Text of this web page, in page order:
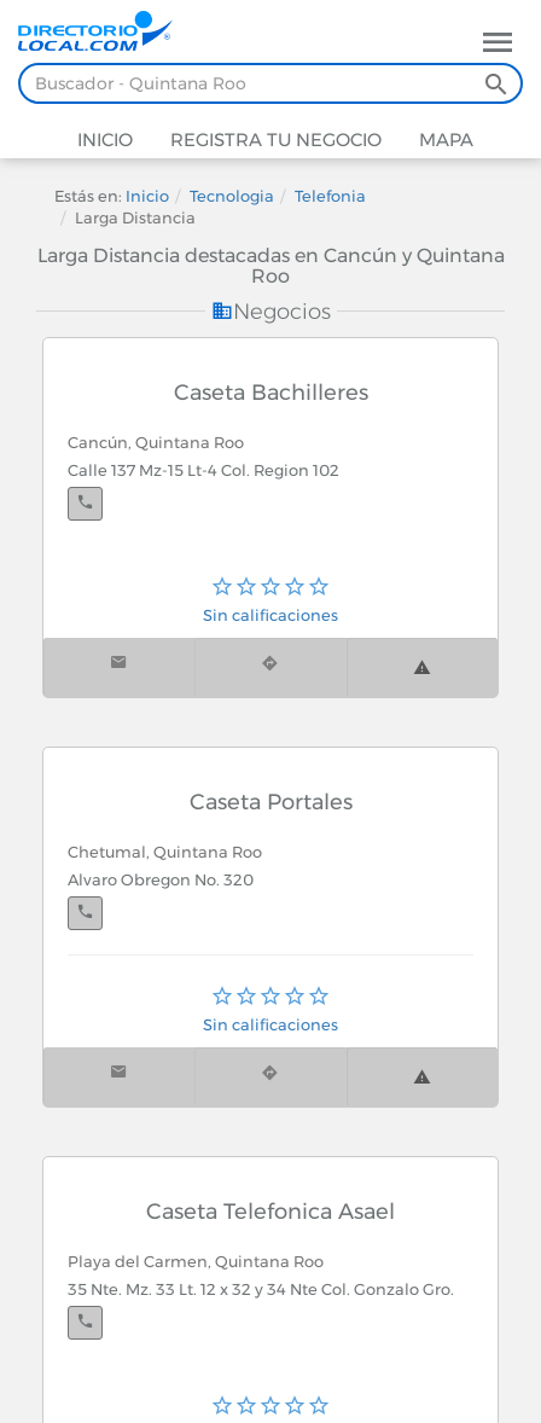
INICIO REGISTRA TU NEGOCIO MAPA
Estás en: Inicio Tecnologia
Telefonia
Larga Distancia
Larga Distancia destacadas en Cancún y Quintana
Roo
Negocios
Caseta Bachilleres
Cancún, Quintana Roo
Calle 137 Mz-15 Lt-4 Col. Region 102
Sin calificaciones
Caseta Portales
Chetumal, Quintana Roo
Alvaro Obregon No. 320
Chetumal, Quintana Roo
Napoles No. 340 Col. Italia
Sin calificaciones
Caseta Telefonica Asael
Playa del Carmen, Quintana Roo
35 Nte. Mz. 33 Lt. 12 x 32 y 34 Nte Col. Gonzalo Gro.